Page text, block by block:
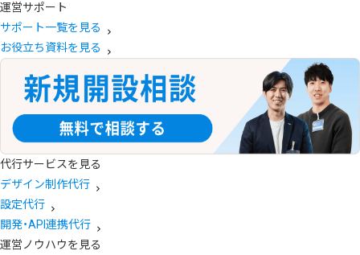
運営サポート
サポート一覧を見る
お役立ち資料を見る
代行サービスを見る
デザイン制作代行
設定代行
開発・API連携代行
運営ノウハウを見る